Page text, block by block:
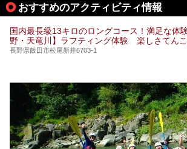
極上のお湯に浸り上質なお料理に舌
い湯田中温泉「松籟荘」を、実際に
おすすめのアクティビティ情報
国内最長級13キロのロングコース！満足な体
野・天竜川】ラフティング体験 楽しさてん
長野県飯田市松尾新井6703-1